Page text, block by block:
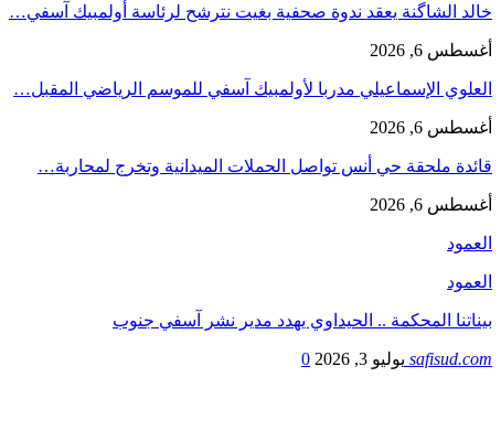
خالد الشاگنة يعقد ندوة صحفية بغيت نترشح لرئاسة أولمبيك آسفي…
أغسطس 6, 2026
العلوي الإسماعيلي مدربا لأولمبيك آسفي للموسم الرياضي المقبل…
أغسطس 6, 2026
قائدة ملحقة حي أنس تواصل الحملات الميدانية وتخرج لمحاربة…
أغسطس 6, 2026
العمود
العمود
بيناتنا المحكمة .. الحيداوي يهدد مدير نشر آسفي جنوب
safisud.com يوليو 3, 2026 0